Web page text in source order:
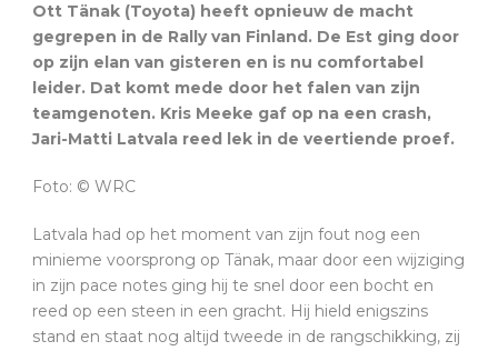
Ott Tänak (Toyota) heeft opnieuw de macht
gegrepen in de Rally van Finland. De Est ging door
op zijn elan van gisteren en is nu comfortabel
leider. Dat komt mede door het falen van zijn
teamgenoten. Kris Meeke gaf op na een crash,
Jari-Matti Latvala reed lek in de veertiende proef.
Foto: © WRC
Latvala had op het moment van zijn fout nog een
minieme voorsprong op Tänak, maar door een wijziging
in zijn pace notes ging hij te snel door een bocht en
reed op een steen in een gracht. Hij hield enigszins
stand en staat nog altijd tweede in de rangschikking, zij